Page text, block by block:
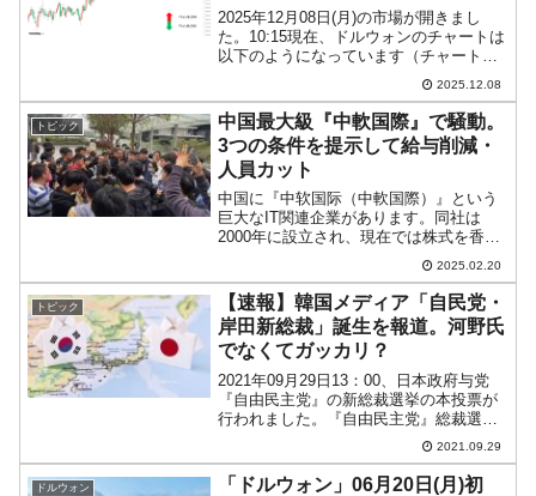
2025年12月08日(月)の市場が開きまし
た。10:15現在、ドルウォンのチャートは
以下のようになっています（チャートは
『Investing.com』より引用）。下げて始
まり、現在のところ陰線。「1ドル＝
1,470ウォン」近辺の攻防となっ...
2025.12.08
トピック
中国最大級『中軟国際』で騒動。
3つの条件を提示して給与削減・
人員カット
中国に『中软国际（中軟国際）』という
巨大なIT関連企業があります。同社は
2000年に設立され、現在では株式を香港
に上場しています。「北京、西安、南
京、深セン、上海、香港など中国国内28
都市と米国、日本、インド、マレーシ
ア、シンガポールなど1...
2025.02.20
トピック
【速報】韓国メディア「自民党・
岸田新総裁」誕生を報道。河野氏
でなくてガッカリ？
2021年09月29日13：00、日本政府与党
『自由民主党』の新総裁選挙の本投票が
行われました。『自由民主党』総裁選挙
河野太郎：255票（議員票：86票 + 党員
算定票：169票）岸田文雄：256票（議員
票：146票 + 党員算定票：110...
2021.09.29
ドルウォン
「ドルウォン」06月20日(月)初